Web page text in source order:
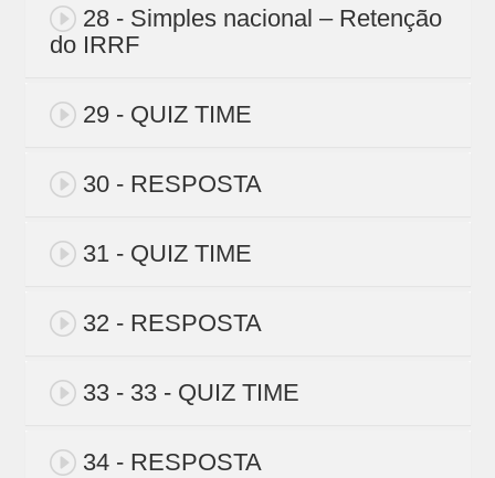
28 - Simples nacional – Retenção
do IRRF
29 - QUIZ TIME
30 - RESPOSTA
31 - QUIZ TIME
32 - RESPOSTA
33 - 33 - QUIZ TIME
34 - RESPOSTA